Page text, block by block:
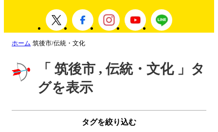
ホーム 筑後市/伝統・文化
「 筑後市 , 伝統・文化 」タ
グを表示
タグを絞り込む